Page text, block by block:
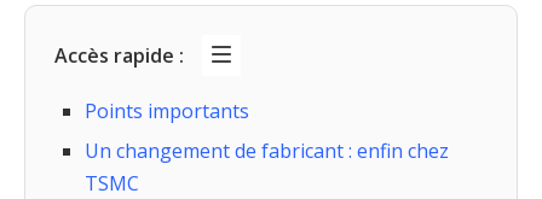
Accès rapide :
Points importants
Un changement de fabricant : enfin chez
TSMC